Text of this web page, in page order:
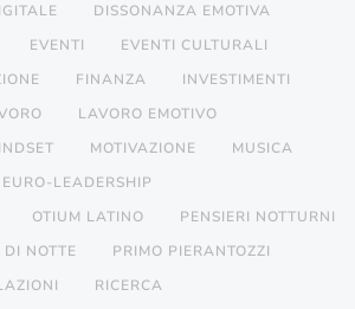
DISSONANZA EMOTIVA
EVENTI
EVENTI CULTURALI
FINANZA
INVESTIMENTI
LAVORO EMOTIVO
MOTIVAZIONE
MUSICA
LEADERSHIP
OTIUM LATINO
PENSIERI NOTTURNI
NOTTE
PRIMO PIERANTOZZI
RICERCA